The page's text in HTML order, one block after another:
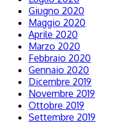
Giugno 2020
Maggio 2020
Aprile 2020
Marzo 2020
Febbraio 2020
Gennaio 2020
Dicembre 2019
Novembre 2019
Ottobre 2019
Settembre 2019